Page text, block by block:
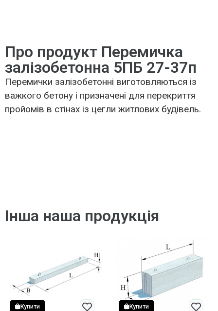
Про продукт Перемичка
залізобетонна 5ПБ 27-37п
Перемички залізобетонні виготовляються із
важкого бетону і призначені для перекриття
пройомів в стінах із цегли житлових будівель.
Інша наша продукція
Купити Купити